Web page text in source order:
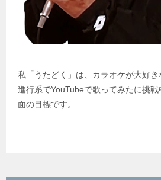
私「うたどく」は、カラオケが大好
進行系でYouTubeで歌ってみたに挑
面の目標です。